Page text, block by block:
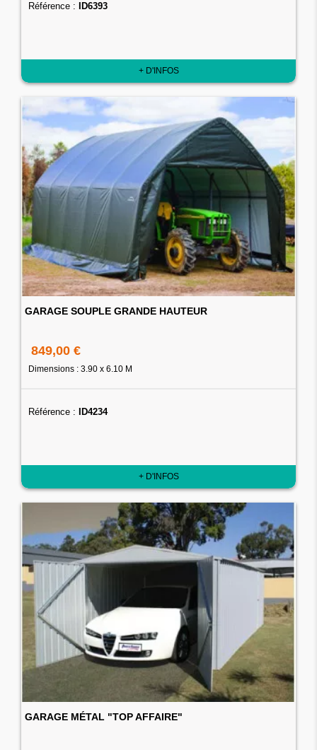
Référence : ID6393
+ D'INFOS
GARAGE SOUPLE GRANDE HAUTEUR
849,00 €
Dimensions : 3.90 x 6.10 M
Référence : ID4234
+ D'INFOS
GARAGE MÉTAL "TOP AFFAIRE"